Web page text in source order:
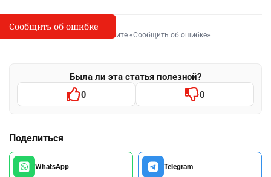
I
Сообщить об опечатке
Выделите фрагмент и нажмите «Сообщить об ошибке»
Была ли эта статья полезной?
0 0
Поделиться
WhatsApp Telegram
Сообщить об ошибке